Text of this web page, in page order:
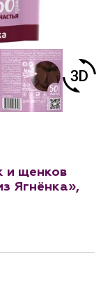
и щенков
Ягнёнка»,